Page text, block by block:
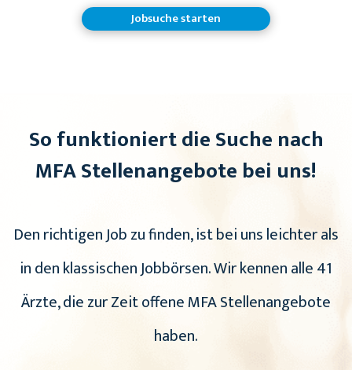
Jobsuche starten
So funktioniert die Suche nach
MFA Stellenangebote bei uns!
Den richtigen Job zu finden, ist bei uns leichter als
in den klassischen Jobbörsen. Wir kennen alle 41
Ärzte, die zur Zeit offene MFA Stellenangebote
haben.